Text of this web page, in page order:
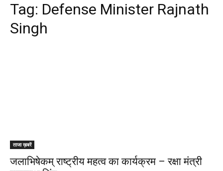
Tag: Defense Minister Rajnath
Singh
ताजा ख़बरें
जलाभिषेकम् राष्ट्रीय महत्व का कार्यक्रम – रक्षा मंत्री